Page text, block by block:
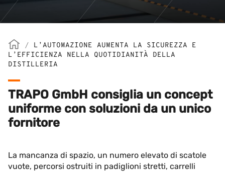
/ L’AUTOMAZIONE AUMENTA LA SICUREZZA E
L’EFFICIENZA NELLA QUOTIDIANITÀ DELLA
DISTILLERIA
TRAPO GmbH consiglia un concept
uniforme con soluzioni da un unico
fornitore
La mancanza di spazio, un numero elevato di scatole
vuote, percorsi ostruiti in padiglioni stretti, carrelli